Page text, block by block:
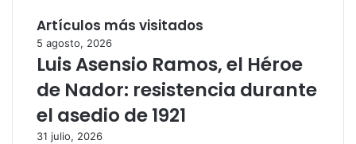
Artículos más visitados
5 agosto, 2026
Luis Asensio Ramos, el Héroe
de Nador: resistencia durante
el asedio de 1921
31 julio, 2026